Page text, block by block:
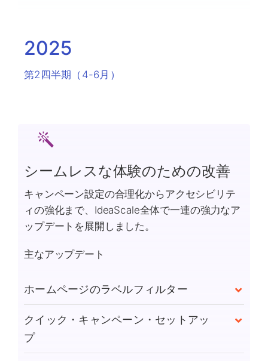
2025
第2四半期（4-6月）
シームレスな体験のための改善
キャンペーン設定の合理化からアクセシビリテ
ィの強化まで、IdeaScale全体で一連の強力なア
ップデートを展開しました。
主なアップデート
ホームページのラベルフィルター
クイック・キャンペーン・セットアッ
プ